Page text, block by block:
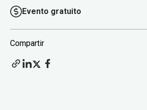
Evento gratuito
Compartir